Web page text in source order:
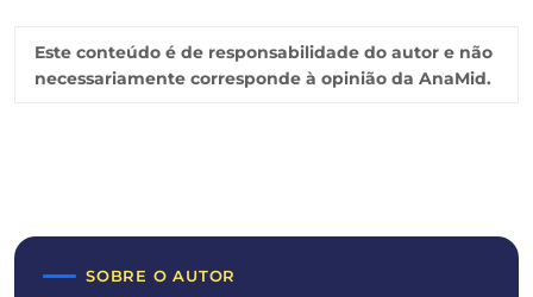
Este conteúdo é de responsabilidade do autor e não
necessariamente corresponde à opinião da AnaMid.
SOBRE O AUTOR